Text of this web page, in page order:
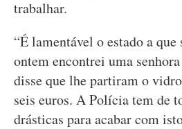
trabalhar.
“É lamentável o estado a
ontem encontrei uma
disse que lhe partiram o
seis euros. A Polícia tem de
drásticas para acabar com